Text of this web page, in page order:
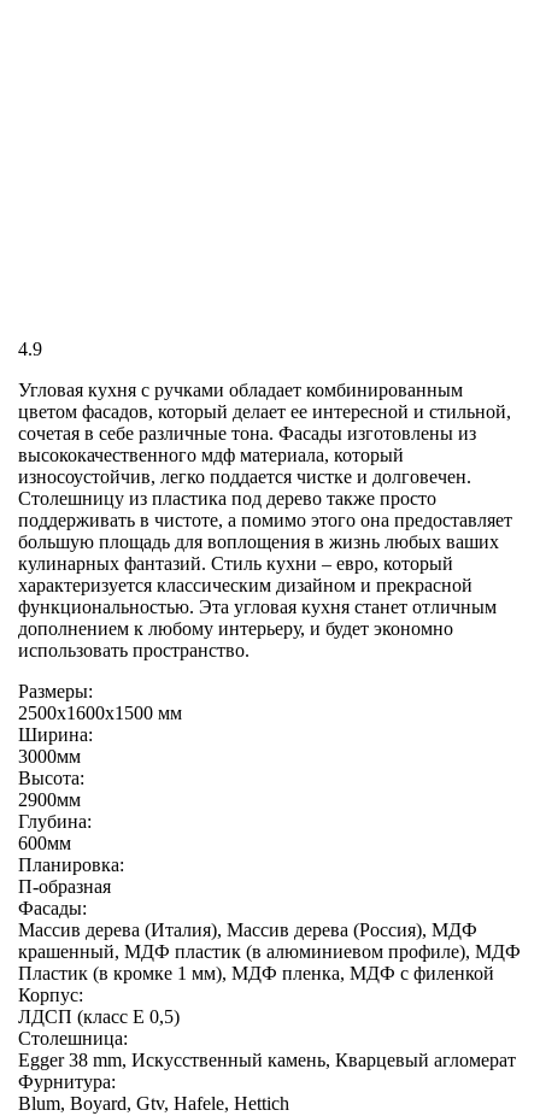
4.9
Угловая кухня с ручками обладает комбинированным
цветом фасадов, который делает ее интересной и стильной,
сочетая в себе различные тона. Фасады изготовлены из
высококачественного мдф материала, который
износоустойчив, легко поддается чистке и долговечен.
Столешницу из пластика под дерево также просто
поддерживать в чистоте, а помимо этого она предоставляет
большую площадь для воплощения в жизнь любых ваших
кулинарных фантазий. Стиль кухни – евро, который
характеризуется классическим дизайном и прекрасной
функциональностью. Эта угловая кухня станет отличным
дополнением к любому интерьеру, и будет экономно
использовать пространство.
Размеры:
2500х1600х1500 мм
Ширина:
3000мм
Высота:
2900мм
Глубина:
600мм
Планировка:
П-образная
Фасады:
Массив дерева (Италия), Массив дерева (Россия), МДФ
крашенный, МДФ пластик (в алюминиевом профиле), МДФ
Пластик (в кромке 1 мм), МДФ пленка, МДФ с филенкой
Корпус:
ЛДСП (класс E 0,5)
Столешница:
Egger 38 mm, Искусственный камень, Кварцевый агломерат
Фурнитура:
Blum, Boyard, Gtv, Hafele, Hettich